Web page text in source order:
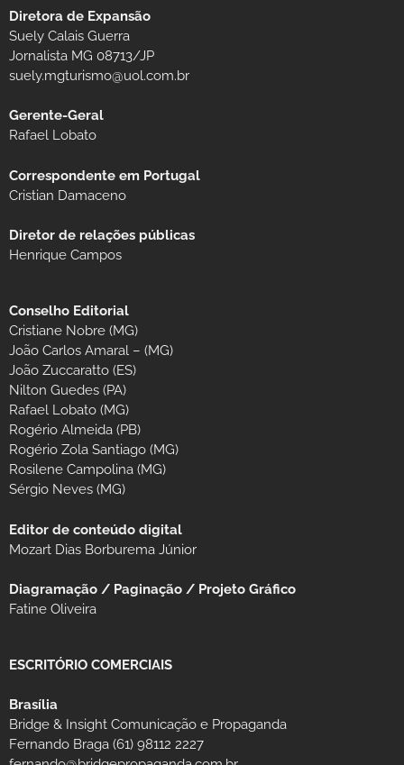
Diretora de Expansão
Suely Calais Guerra
Jornalista MG 08713/JP
suely.mgturismo@uol.com.br
Gerente-Geral
Rafael Lobato
Correspondente em Portugal
Cristian Damaceno
Diretor de relações públicas
Henrique Campos
Conselho Editorial
Cristiane Nobre (MG)
João Carlos Amaral – (MG)
João Zuccaratto (ES)
Nilton Guedes (PA)
Rafael Lobato (MG)
Rogério Almeida (PB)
Rogério Zola Santiago (MG)
Rosilene Campolina (MG)
Sérgio Neves (MG)
Editor de conteúdo digital
Mozart Dias Borburema Júnior
Diagramação / Paginação / Projeto Gráfico
Fatine Oliveira
ESCRITÓRIO COMERCIAIS
Brasília
Bridge & Insight Comunicação e Propaganda
Fernando Braga (61) 98112 2227